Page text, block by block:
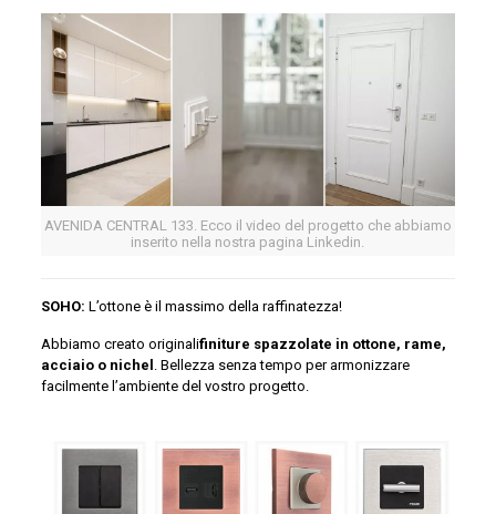
AVENIDA CENTRAL 133. Ecco il video del progetto che abbiamo
inserito nella nostra pagina Linkedin.
SOHO: L’ottone è il massimo della raffinatezza!
Abbiamo creato originalifiniture spazzolate in ottone, rame,
acciaio o nichel
. Bellezza senza tempo per armonizzare
facilmente l’ambiente del vostro progetto.